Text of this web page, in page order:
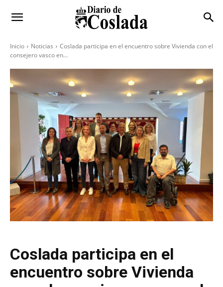
Inicio Noticias
Coslada participa en el encuentro sobre Vivienda con el
consejero vasco en...
Coslada participa en el
encuentro sobre Vivienda